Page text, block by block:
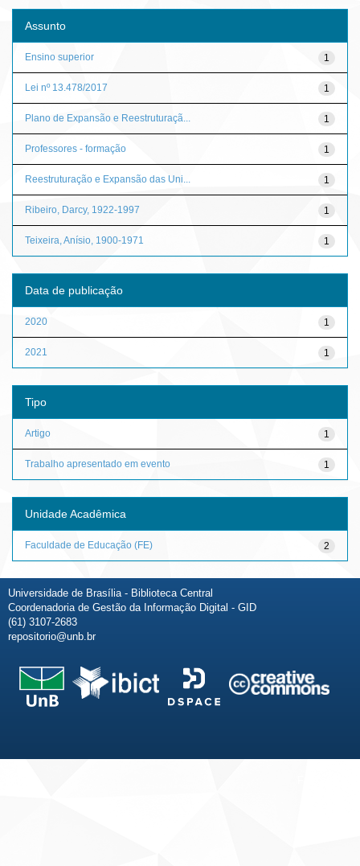
Assunto
1
Ensino superior
1
Lei nº 13.478/2017
1
Plano de Expansão e Reestruturaçã...
1
Professores - formação
1
Reestruturação e Expansão das Uni...
1
Ribeiro, Darcy, 1922-1997
1
Teixeira, Anísio, 1900-1971
Data de publicação
1
2020
1
2021
Tipo
1
Artigo
1
Trabalho apresentado em evento
Unidade Acadêmica
2
Faculdade de Educação (FE)
Universidade de Brasília - Biblioteca Central
Coordenadoria de Gestão da Informação Digital - GID
(61) 3107-2683
repositorio@unb.br